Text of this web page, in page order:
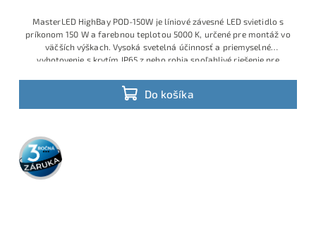
Do košíka
MasterLED HighBay POD-150W je líniové závesné LED svietidlo s
príkonom 150 W a farebnou teplotou 5000 K, určené pre montáž vo
väčších výškach. Vysoká svetelná účinnosť a priemyselné
vyhotovenie s krytím IP65 z neho robia spoľahlivé riešenie pre
3 roky
záruka